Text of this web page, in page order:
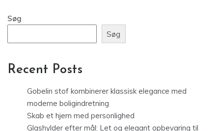
Søg
Søg
Recent Posts
Gobelin stof kombinerer klassisk elegance med
moderne boligindretning
Skab et hjem med personlighed
Glashylder efter mål: Let og elegant opbevaring til